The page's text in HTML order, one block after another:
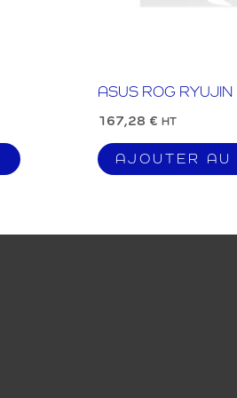
ASUS ROG RYUJIN
167,28 € HT
AJOUTER AU